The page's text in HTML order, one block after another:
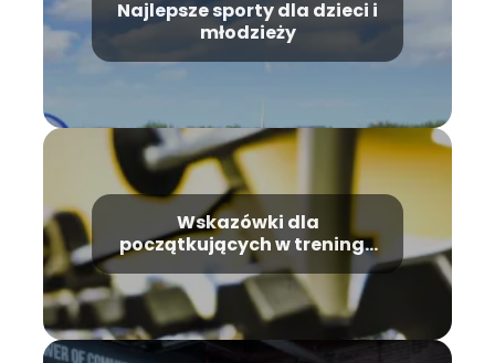
Najlepsze sporty dla dzieci i
młodzieży
Wskazówki dla
początkujących w treningu
siłowym